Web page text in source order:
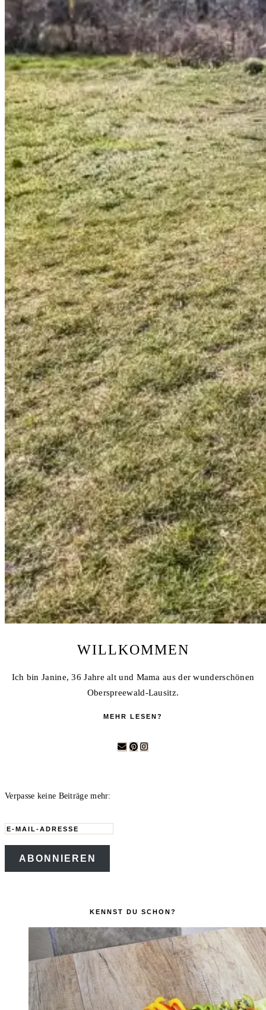
WILLKOMMEN
Ich bin Janine, 36 Jahre alt und Mama aus der wunderschönen
Oberspreewald-Lausitz.
MEHR LESEN?
Verpasse keine Beiträge mehr:
E-
Mail-
Adresse
ABONNIEREN
KENNST DU SCHON?